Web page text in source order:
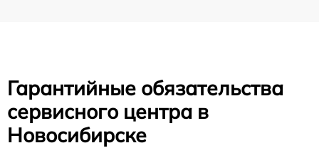
Гарантийные обязательства
сервисного центра в
Новосибирске